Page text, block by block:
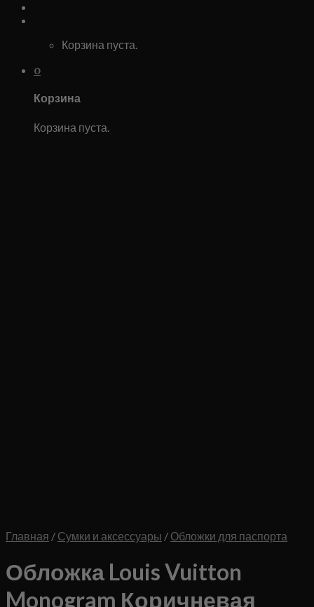
Корзина пуста.
0
Корзина
Корзина пуста.
Главная / Сумки и аксессуары / Обложки для паспорта
Обложка Louis Vuitton
Monogram Коричневая